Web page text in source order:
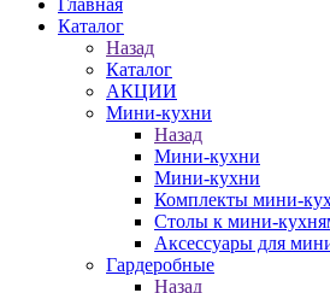
Главная
Каталог
Назад
Каталог
АКЦИИ
Мини-кухни
Назад
Мини-кухни
Мини-кухни
Комплекты мини-
Столы к мини-
Аксессуары для
Гардеробные
Назад